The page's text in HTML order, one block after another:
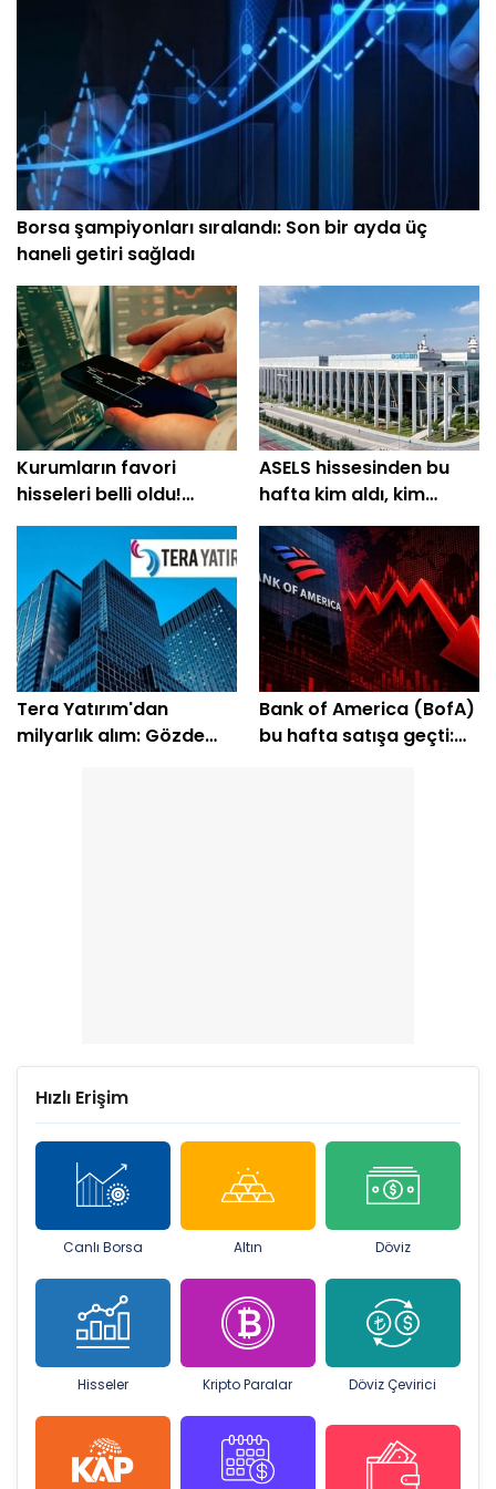
Borsa şampiyonları sıralandı: Son bir ayda üç
haneli getiri sağladı
Kurumların favori
hisseleri belli oldu!
Yüzde 200'e yakın getiri
ASELS hissesinden bu
hafta kim aldı, kim
sattı?
Tera Yatırım'dan
milyarlık alım: Gözde
Bank of America (BofA)
bu hafta satışa geçti:
Hızlı Erişim
Canlı Borsa Altın Döviz
Hisseler Kripto Paralar Döviz Çevirici